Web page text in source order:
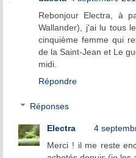
Rebonjour Electra, à
Wallander), j'ai lu tous
cinquième femme qui
de la Saint-Jean et Le
midi.
Répondre
Réponses
Electra
4
Merci ! il me reste